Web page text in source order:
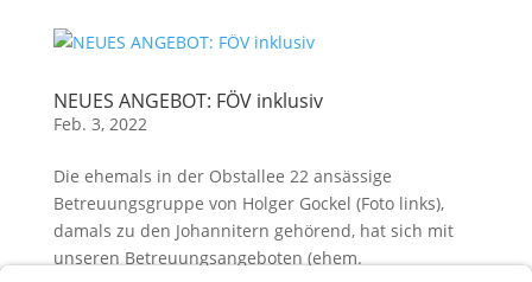
NEUES ANGEBOT: FÖV inklusiv
Feb. 3, 2022
Die ehemals in der Obstallee 22 ansässige
Betreuungsgruppe von Holger Gockel (Foto links),
damals zu den Johannitern gehörend, hat sich mit
unseren Betreuungsangeboten (ehem.